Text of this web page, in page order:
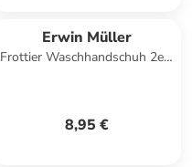
Erwin Müller
Frottier Waschhandschuh 2er-
8,95 €